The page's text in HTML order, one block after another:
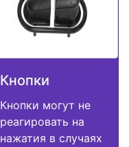
Кнопки
Кнопки могут не
реагировать на
нажатия в случаях